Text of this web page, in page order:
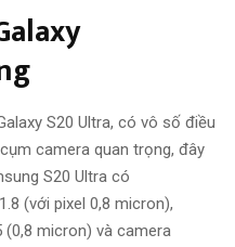
S20 Ultra, có vô số điều
camera quan trọng, đây
S20 Ultra có
(với pixel 0,8 micron),
(0,8 micron) và camera